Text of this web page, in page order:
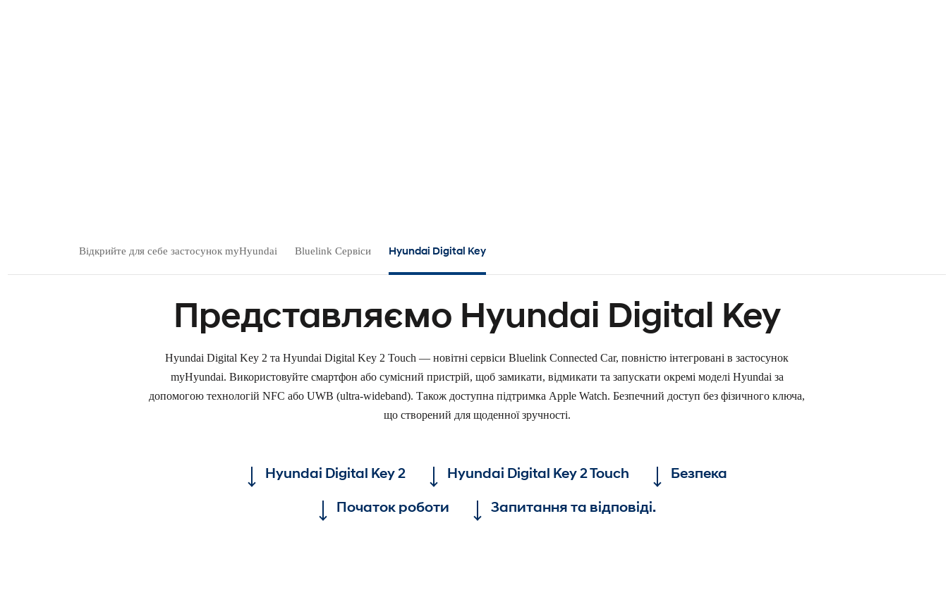
Відкрийте для себе застосунок myHyundai Bluelink Сервіси Hyundai Digital Key
Представляємо Hyundai Digital Key
Hyundai Digital Key 2 та Hyundai Digital Key 2 Touch — новітні сервіси Bluelink Connected Car, повністю інтегровані в застосунок
myHyundai. Використовуйте смартфон або сумісний пристрій, щоб замикати, відмикати та запускати окремі моделі Hyundai за
допомогою технологій NFC або UWB (ultra-wideband). Також доступна підтримка Apple Watch. Безпечний доступ без фізичного ключа,
що створений для щоденної зручності.
Hyundai Digital Key 2 Hyundai Digital Key 2 Touch Безпека
Початок роботи Запитання та відповіді.